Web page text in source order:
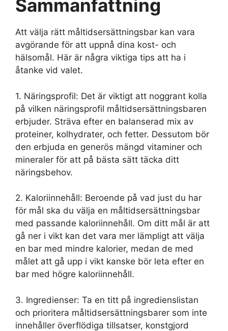
Sammanfattning
Att välja rätt måltidsersättningsbar kan vara
avgörande för att uppnå dina kost- och
hälsomål. Här är några viktiga tips att ha i
åtanke vid valet.
1. Näringsprofil: Det är viktigt att noggrant kolla
på vilken näringsprofil måltidsersättningsbaren
erbjuder. Sträva efter en balanserad mix av
proteiner, kolhydrater, och fetter. Dessutom bör
den erbjuda en generös mängd vitaminer och
mineraler för att på bästa sätt täcka ditt
näringsbehov.
2. Kaloriinnehåll: Beroende på vad just du har
för mål ska du välja en måltidsersättningsbar
med passande kaloriinnehåll. Om ditt mål är att
gå ner i vikt kan det vara mer lämpligt att välja
en bar med mindre kalorier, medan de med
målet att gå upp i vikt kanske bör leta efter en
bar med högre kaloriinnehåll.
3. Ingredienser: Ta en titt på ingredienslistan
och prioritera måltidsersättningsbarer som inte
innehåller överflödiga tillsatser, konstgjord